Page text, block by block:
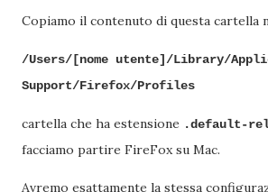
Copiamo il contenuto di questa cartella
/Users/[nome utente]/Library/
Support/Firefox/Profiles
cartella che ha estensione .default-
facciamo partire FireFox su Mac.
Avremo esattamente la stessa